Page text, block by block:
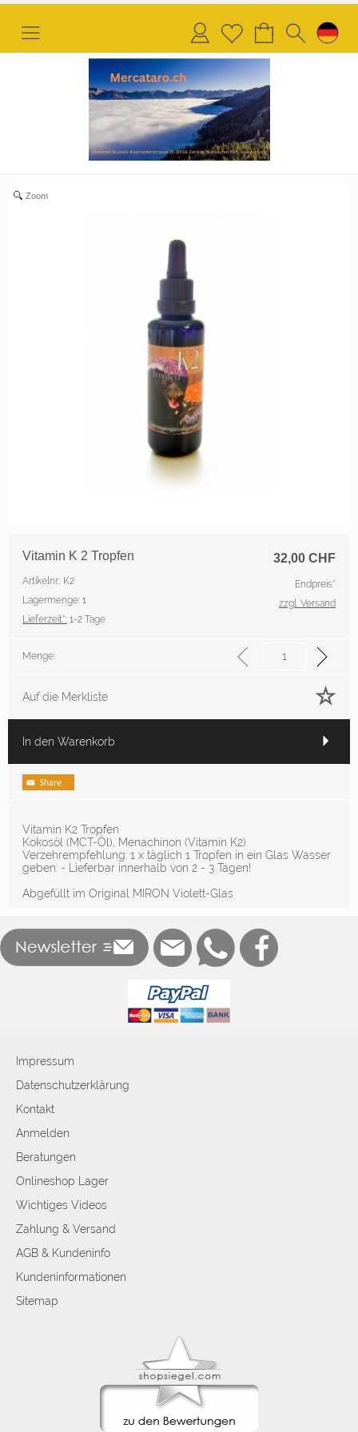
AnmeldenMerkliste
Zoom
32,00 CHF
Vitamin K 2 Tropfen
Artikelnr.: K2
Lagermenge: 1
Lieferzeit*: 1-2 Tage
Endpreis*
zzgl. Versand
Menge:
Auf die Merkliste
In den Warenkorb
Vitamin K2 Tropfen
Kokosöl (MCT-Öl), Menachinon (Vitamin K2).
Verzehrempfehlung: 1 x täglich 1 Tropfen in ein Glas Wasser
geben. - Lieferbar innerhalb von 2 - 3 Tagen!
Abgefüllt im Original MIRON Violett-Glas
Impressum
Datenschutzerklärung
Kontakt
Anmelden
Beratungen
Onlineshop Lager
Wichtiges Videos
Zahlung & Versand
AGB & Kundeninfo
Kundeninformationen
Sitemap